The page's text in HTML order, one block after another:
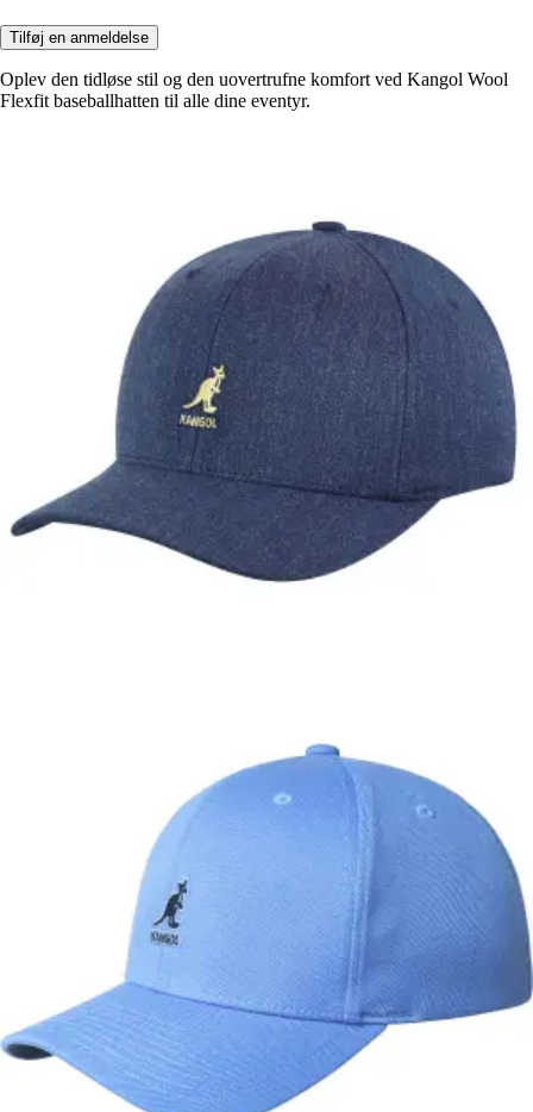
Tilføj en anmeldelse
Oplev den tidløse stil og den uovertrufne komfort ved Kangol Wool
Flexfit baseballhatten til alle dine eventyr.